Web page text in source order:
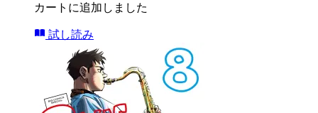
カートに追加しました
試し読み